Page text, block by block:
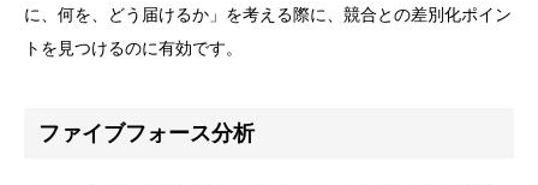
に、何を、どう届けるか」を考える際に、競合との差別化ポイン
トを見つけるのに有効です。
ファイブフォース分析